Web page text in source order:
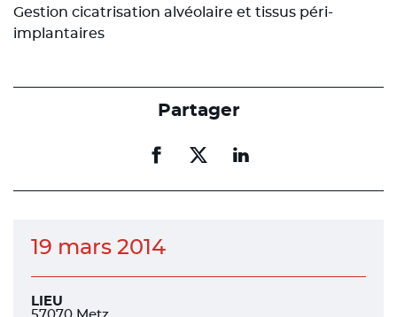
Gestion cicatrisation alvéolaire et tissus péri-
implantaires
Partager
Partager
facebook
Partager
facebook
Partager
linkedin
19 mars 2014
LIEU